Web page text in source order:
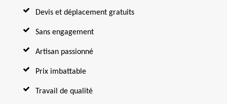
Devis et déplacement gratuits
Sans engagement
Artisan passionné
Prix imbattable
Travail de qualité